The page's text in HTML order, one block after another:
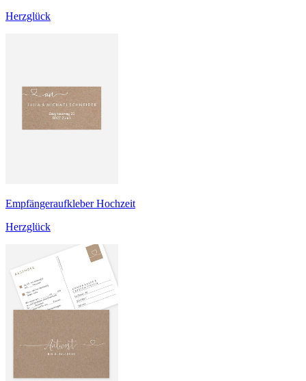
Herzglück
Empfängeraufkleber Hochzeit
Herzglück